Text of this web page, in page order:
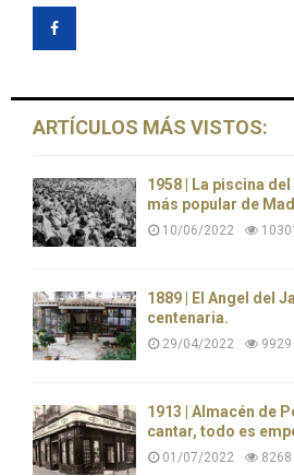
ARTÍCULOS MÁS VISTOS:
1958 | La piscina
más popular de
10/06/2022
1889 | El Ángel del
centenaria.
29/04/2022 9929
1913 | Almacén de
cantar, todo es
01/07/2022 8268